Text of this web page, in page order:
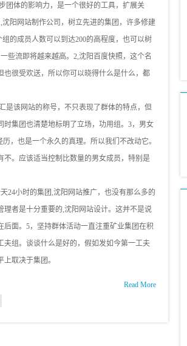
团体的影响力，是一个很好的工具，扩展关
阳网站制作公司，树立先进的集团，许多修建
的成员人数可以到达200的高程度，也可以树
些流即将越来越高。2,沈阳百度快照，这个名
很受欢送，所以你可以晓得什么是什么，都
是该网站的称号，不只表现了群体的特点，但
集团也清楚地标明了立场，功用组。3，男女
，也是一个永久的真理。所以我们不改动它。
。应该适当控制比数量的男女成员，特别是
24小时的集团,沈阳网站推广，也没有那么多的
者是十分重要的,沈阳网站设计。这并不是说
面。5，坚持群体活动一直注重矿业集团在积
组。谈谈什么是好的，假如发如今第一工夫
取决于集团。
Read More